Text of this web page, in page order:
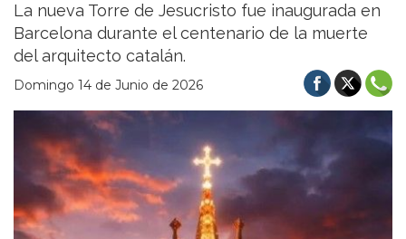
La nueva Torre de Jesucristo fue inaugurada en
Barcelona durante el centenario de la muerte
del arquitecto catalán.
Domingo 14 de Junio de 2026